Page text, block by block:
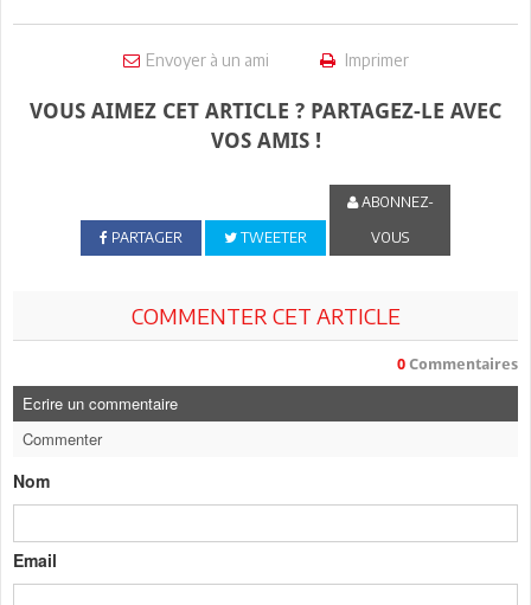
Envoyer à un ami Imprimer
VOUS AIMEZ CET ARTICLE ? PARTAGEZ-LE AVEC
VOS AMIS !
PARTAGER TWEETER
ABONNEZ-
VOUS
COMMENTER CET ARTICLE
0 Commentaires
Ecrire un commentaire
Commenter
Nom
Email